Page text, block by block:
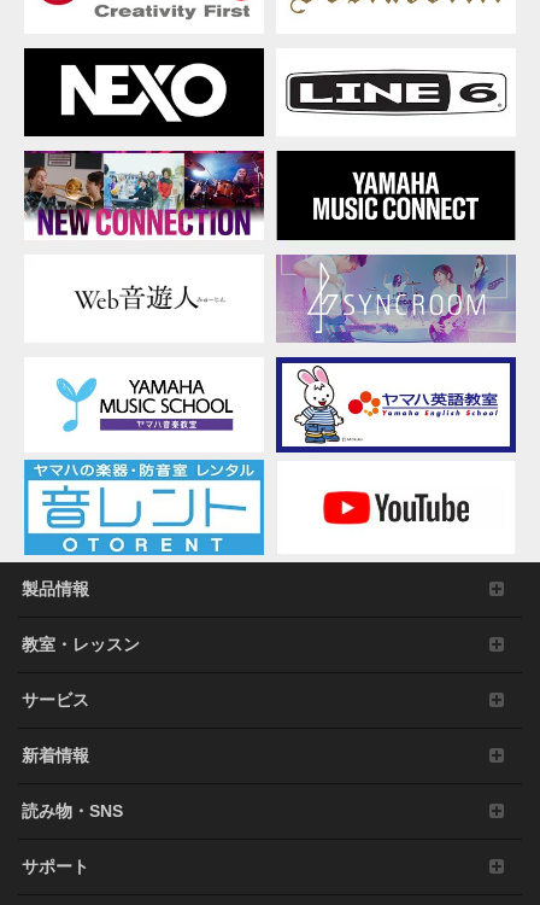
製品情報
教室・レッスン
サービス
新着情報
読み物・SNS
サポート